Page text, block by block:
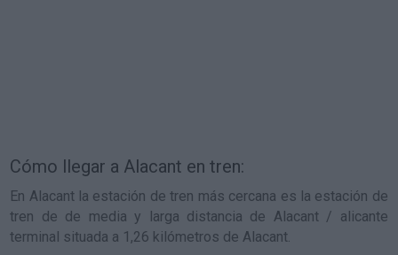
Cómo llegar a Alacant en tren:
En Alacant la estación de tren más cercana es la estación de
tren de de media y larga distancia de Alacant / alicante
terminal situada a 1,26 kilómetros de Alacant.